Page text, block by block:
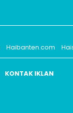
Haibanten.com
KONTAK IKLAN